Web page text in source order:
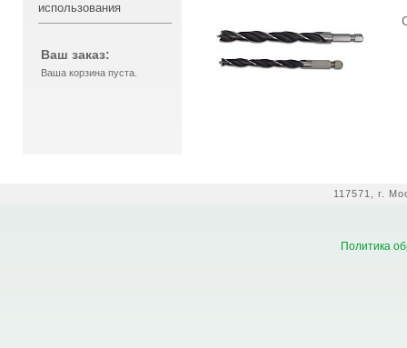
использования
Ваш заказ:
Ваша корзина пуста.
117571, г.
Политика